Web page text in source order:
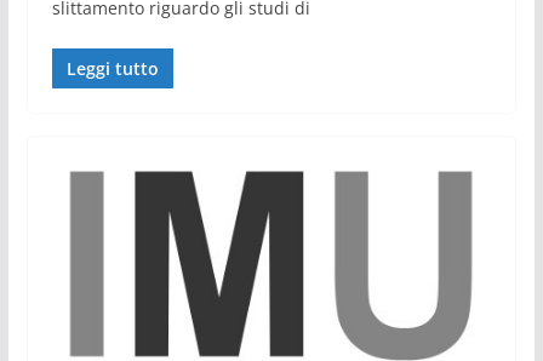
slittamento riguardo gli studi di
Leggi tutto